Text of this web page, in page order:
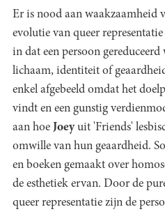
Er is nood aan waakzaamheid
evolutie van queer
in dat een persoon
lichaam, identiteit of
enkel afgebeeld omdat het
vindt en een gunstig
aan hoe Joeyuit 'Friends'
omwille van hun geaardheid.
en boeken gemaakt over
de esthetiek ervan. Door de
queer representatie zijn de